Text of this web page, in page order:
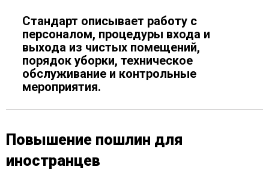
Стандарт описывает работу с
персоналом, процедуры входа и
выхода из чистых помещений,
порядок уборки, техническое
обслуживание и контрольные
мероприятия.
Повышение пошлин для
иностранцев